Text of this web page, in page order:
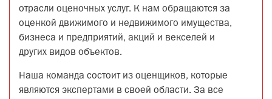
отрасли оценочных услуг. К нам обращаются за
оценкой движимого и недвижимого имущества,
бизнеса и предприятий, акций и векселей и
других видов объектов.
Наша команда состоит из оценщиков, которые
являются экспертами в своей области. За все